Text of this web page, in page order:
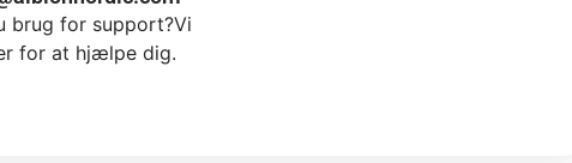
brug for support?Vi
for at hjælpe dig.